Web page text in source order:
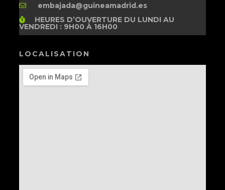
embajada@guineamadrid.es
HEURES D’OUVERTUREDU LUNDI AU
VENDREDI : 9H00 À 16H00
LOCALISATION